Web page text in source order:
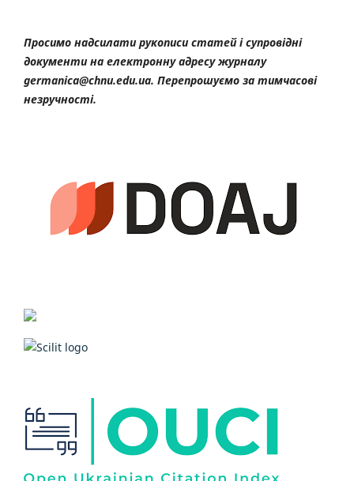
Просимо надсилати рукописи статей і супровідні
документи на електронну адресу журналу
germanica@chnu.edu.ua. Перепрошуємо за тимчасові
незручності.